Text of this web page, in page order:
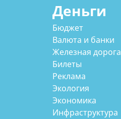
Деньги
Бюджет
Валюта и банки
Железная дорога
Билеты
Реклама
Экология
Экономика
Инфраструктура